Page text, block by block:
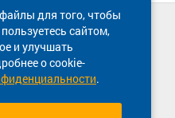
для того, чтобы
сайтом,
и улучшать
о cookie-
.
поддержка сайта
03-38